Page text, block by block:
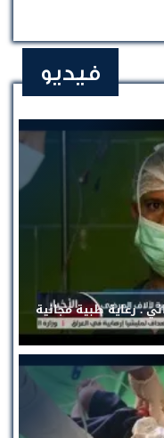
فيديو
. رعاية طبية مجانية